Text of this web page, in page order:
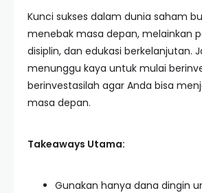
Kunci sukses dalam dunia saham
menebak masa depan, melainkan
disiplin, dan edukasi berkelanjutan.
menunggu kaya untuk mulai
berinvestasilah agar Anda bisa
masa depan.
Takeaways Utama:
Gunakan hanya dana dingin